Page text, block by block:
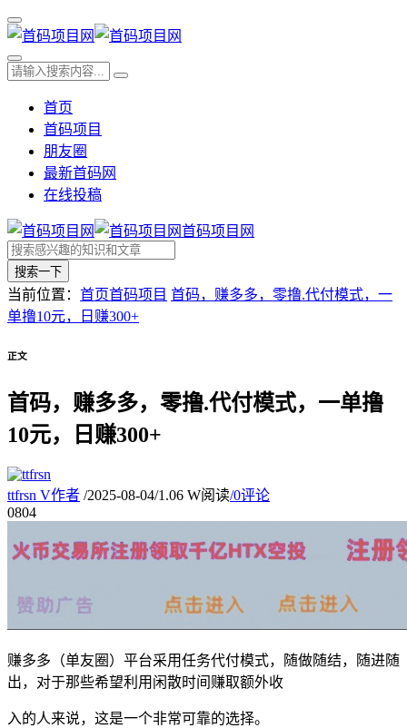
首页
首码项目
朋友圈
最新首码网
在线投稿
首码项目网
搜索一下
当前位置： 首页首码项目 首码，赚多多，零撸.代付模式，一
单撸10元，日赚300+
正文
首码，赚多多，零撸.代付模式，一单撸
10元，日赚300+
ttfrsn V作者 /2025-08-04/1.06 W阅读/0评论
0804
赚多多（单友圈）平台采用任务代付模式，随做随结，随进随
出，对于那些希望利用闲散时间赚取额外收
入的人来说，这是一个非常可靠的选择。